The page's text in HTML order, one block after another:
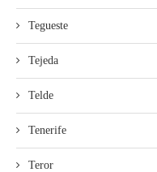
Tegueste
Tejeda
Telde
Tenerife
Teror